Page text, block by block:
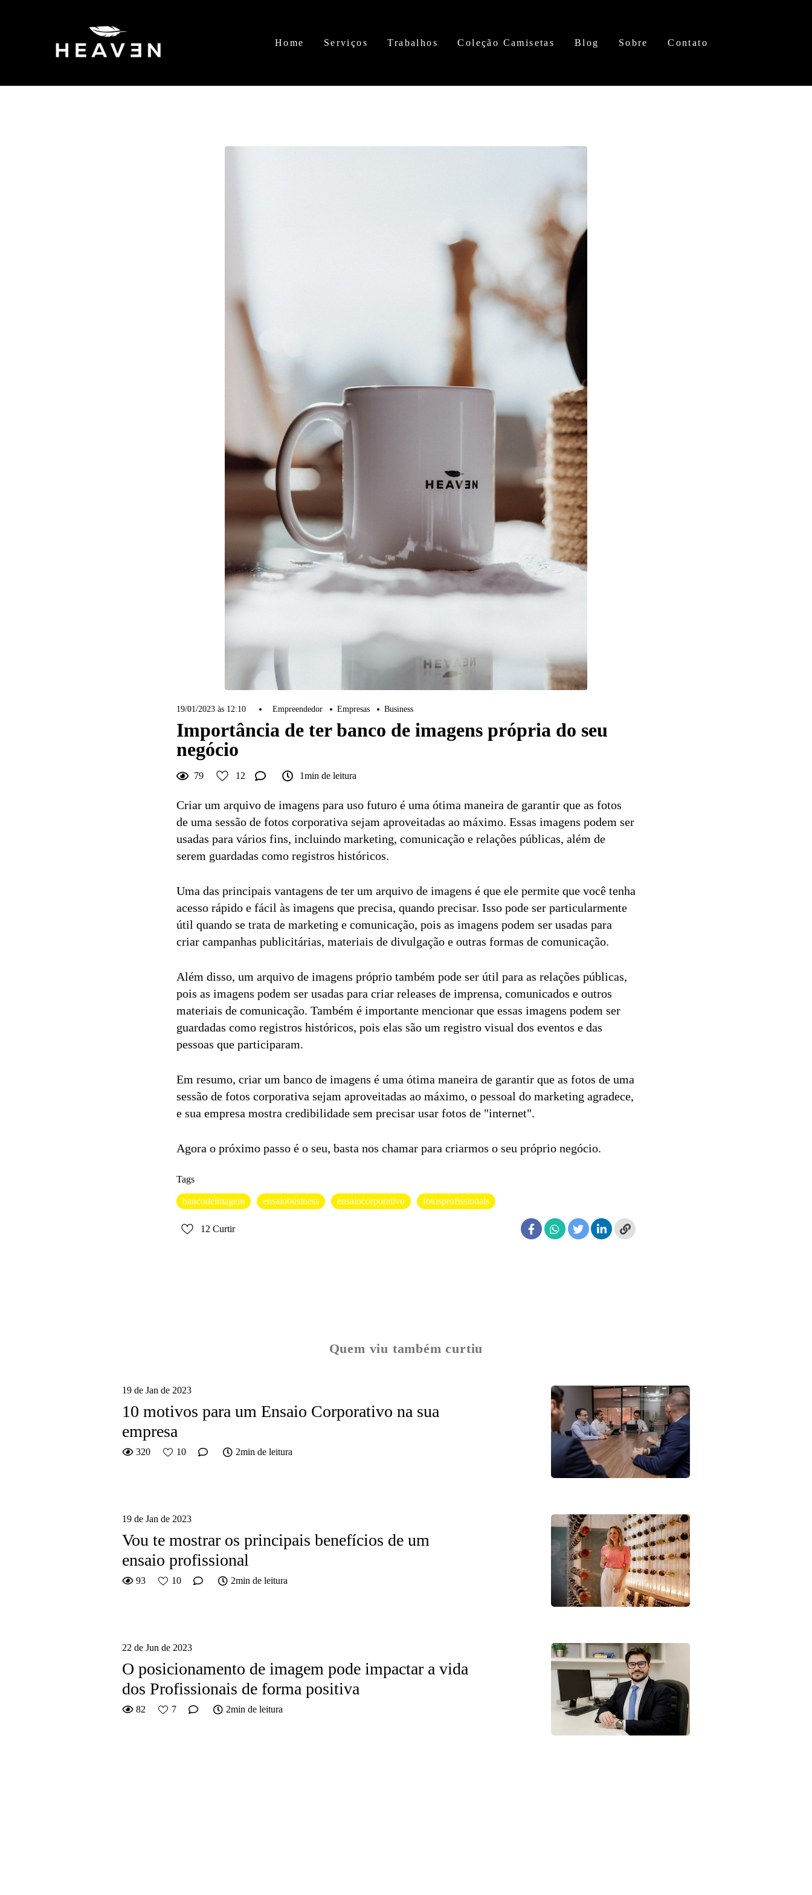
Home Serviços Trabalhos Coleção Camisetas Blog Sobre Contato
19/01/2023 às 12:10 Empreendedor Empresas Business
Importância de ter banco de imagens própria do seu
negócio
79 12 1min de leitura
Criar um arquivo de imagens para uso futuro é uma ótima maneira de garantir que as fotos
de uma sessão de fotos corporativa sejam aproveitadas ao máximo. Essas imagens podem ser
usadas para vários fins, incluindo marketing, comunicação e relações públicas, além de
serem guardadas como registros históricos.
Uma das principais vantagens de ter um arquivo de imagens é que ele permite que você tenha
acesso rápido e fácil às imagens que precisa, quando precisar. Isso pode ser particularmente
útil quando se trata de marketing e comunicação, pois as imagens podem ser usadas para
criar campanhas publicitárias, materiais de divulgação e outras formas de comunicação.
Além disso, um arquivo de imagens próprio também pode ser útil para as relações públicas,
pois as imagens podem ser usadas para criar releases de imprensa, comunicados e outros
materiais de comunicação. Também é importante mencionar que essas imagens podem ser
guardadas como registros históricos, pois elas são um registro visual dos eventos e das
pessoas que participaram.
Em resumo, criar um banco de imagens é uma ótima maneira de garantir que as fotos de uma
sessão de fotos corporativa sejam aproveitadas ao máximo, o pessoal do marketing agradece,
e sua empresa mostra credibilidade sem precisar usar fotos de "internet".
Agora o próximo passo é o seu, basta nos chamar para criarmos o seu próprio negócio.
Tags
bancodeimagem ensaiobusiness ensaiocorporativo fotosprofissionais
12 Curtir
Quem viu também curtiu
19 de Jan de 2023
10 motivos para um Ensaio Corporativo na sua
empresa
320 10 2min de leitura
19 de Jan de 2023
Vou te mostrar os principais benefícios de um
ensaio profissional
93 10 2min de leitura
22 de Jun de 2023
O posicionamento de imagem pode impactar a vida
dos Profissionais de forma positiva
82 7 2min de leitura